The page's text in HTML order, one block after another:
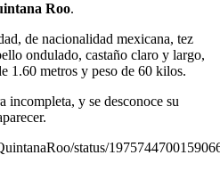
Roo.
de nacionalidad mexicana, tez
ondulado, castaño claro y largo,
1.60 metros y peso de 60 kilos.
incompleta, y se desconoce su
status/